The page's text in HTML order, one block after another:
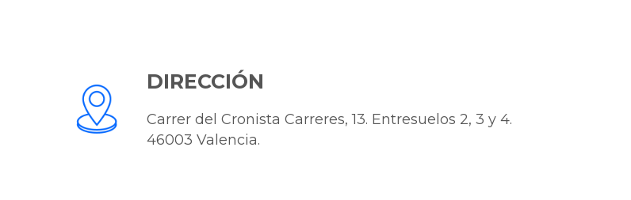
DIRECCIÓN
Carrer del Cronista Carreres, 13. Entresuelos 2, 3 y 4.
46003 Valencia.